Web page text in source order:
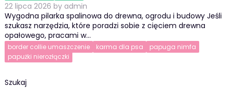
22 lipca 2026 by admin
Wygodna pilarka spalinowa do drewna, ogrodu i budowy Jeśli
szukasz narzędzia, które poradzi sobie z cięciem drewna
opałowego, pracami w…
border collie umaszczenie karma dla psa
papuga nimfa
papużki nierozłączki
Szukaj